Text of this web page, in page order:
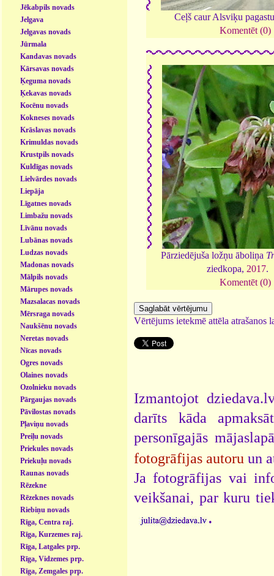
Jēkabpils novads
Jelgava
Jelgavas novads
Jūrmala
Kandavas novads
Kārsavas novads
Ķeguma novads
Ķekavas novads
Kocēnu novads
Kokneses novads
Krāslavas novads
Krimuldas novads
Krustpils novads
Kuldīgas novads
Lielvārdes novads
Liepāja
Līgatnes novads
Limbažu novads
Līvānu novads
Lubānas novads
Ludzas novads
Madonas novads
Mālpils novads
Mārupes novads
Mazsalacas novads
Mērsraga novads
Naukšēnu novads
Neretas novads
Nīcas novads
Ogres novads
Olaines novads
Ozolnieku novads
Pārgaujas novads
Pāvilostas novads
Pļaviņu novads
Preiļu novads
Priekules novads
Priekuļu novads
Raunas novads
Rēzekne
Rēzeknes novads
Riebiņu novads
Rīga, Centra raj.
Rīga, Kurzemes raj.
Rīga, Latgales prp.
Rīga, Vidzemes prp.
Rīga, Zemgales prp.
Ceļš caur Alsviķu
Komentēt (0)
Pārziedējuša ložņu āboliņa
ziedkopa, 2017.
Komentēt (0)
Vērtējums ietekmē attēla atrašanos
Izmantojot
darīts kāda
personīgajās
fotogrāfijas autoru un
Ja fotogrāfijas vai
veikšanai, par kuru
.